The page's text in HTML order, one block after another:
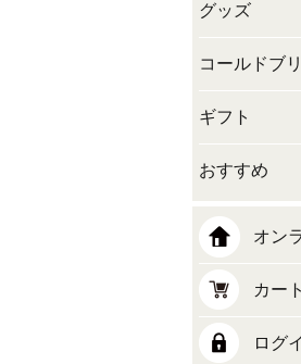
グッズ
コールドブ
ギフト
おすすめ
オン
カー
ログ